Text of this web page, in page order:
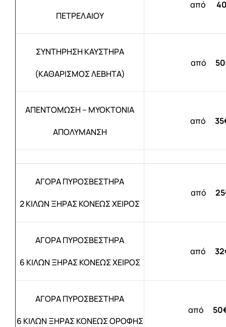
ΕΠΙΚΟΙΝΩΝΙΑ
ΠΕΤΡΕΛΑΙΟΥ
από
ΣΥΝΤΗΡΗΣΗ ΚΑΥΣΤΗΡΑ
(ΚΑΘΑΡΙΣΜΟΣ ΛΕΒΗΤΑ)
από
ΑΠΕΝΤΟΜΩΣΗ – ΜΥΟΚΤΟΝΙΑ
ΑΠΟΛΥΜΑΝΣΗ
από
ΑΓΟΡΑ ΠΥΡΟΣΒΕΣΤΗΡΑ
2 ΚΙΛΩΝ ΞΗΡΑΣ ΚΟΝΕΩΣ ΧΕΙΡΟΣ
από
ΑΓΟΡΑ ΠΥΡΟΣΒΕΣΤΗΡΑ
6 ΚΙΛΩΝ ΞΗΡΑΣ ΚΟΝΕΩΣ ΧΕΙΡΟΣ
από
ΑΓΟΡΑ ΠΥΡΟΣΒΕΣΤΗΡΑ
6 ΚΙΛΩΝ ΞΗΡΑΣ ΚΟΝΕΩΣ ΟΡΟΦΗΣ
από